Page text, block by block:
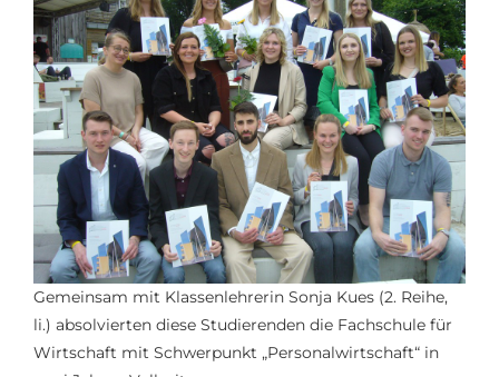
Gemeinsam mit Klassenlehrerin Sonja Kues (2. Reihe,
li.) absolvierten diese Studierenden die Fachschule für
Wirtschaft mit Schwerpunkt „Personalwirtschaft“ in